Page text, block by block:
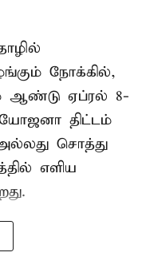
நோக்கில்,
ஆண்டு ஏப்ரல் 8-
யோஜனா திட்டம்
சொத்து
எளிய